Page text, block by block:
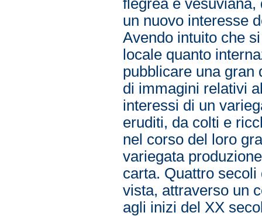
flegrea e vesuviana,
un nuovo interesse
Avendo intuito che
locale quanto
pubblicare una gran
di immagini relativi
interessi di un
eruditi, da colti e
nel corso del loro
variegata
carta. Quattro
vista, attraverso un
agli inizi del XX